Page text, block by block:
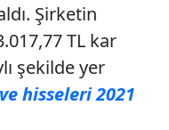
Şirketin
TL kar
şekilde yer
hisseleri 2021